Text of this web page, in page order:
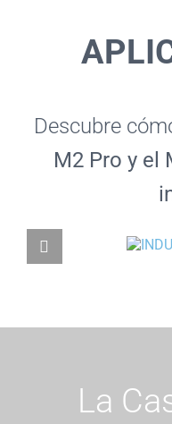
Descubre
M2 Pro y el
La